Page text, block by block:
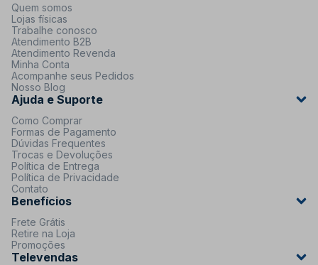
Quem somos
Lojas físicas
Trabalhe conosco
Atendimento B2B
Atendimento Revenda
Minha Conta
Acompanhe seus Pedidos
Nosso Blog
Ajuda e Suporte
Como Comprar
Formas de Pagamento
Dúvidas Frequentes
Trocas e Devoluções
Política de Entrega
Política de Privacidade
Contato
Benefícios
Frete Grátis
Retire na Loja
Promoções
Televendas